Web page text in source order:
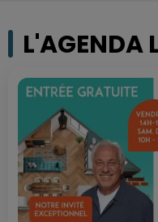
L'AGENDA